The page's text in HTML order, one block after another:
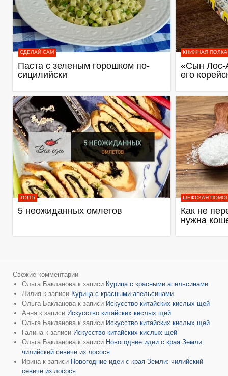
СДЕЛАЙ САМ
Паста с зеленым горошком по-
сицилийски
КНИЖНАЯ ПОЛКА
«Сын Лос-
его
ТОП-5
5 неожиданных омлетов
ШЕФСКАЯ
Как не
нужна
Свежие комментарии
Ольга Бакланова к записи Курица с красными апельсинами
Лилия к записи Курица с красными апельсинами
Ольга Бакланова к записи Искусство китайских кислых щей
Анна к записи Искусство китайских кислых щей
Ольга Бакланова к записи Искусство китайских кислых щей
Галина к записи Искусство китайских кислых щей
Ольга Бакланова к записи Новогодние идеи с края Земли:
чилийский севиче из лосося
Ирина к записи Новогодние идеи с края Земли: чилийский
севиче из лосося